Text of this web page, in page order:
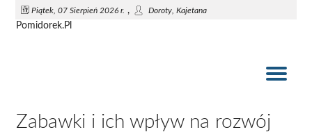
Piątek, 07 Sierpień 2026 r. , Doroty, Kajetana
Pomidorek.Pl
Zabawki i ich wpływ na rozwój